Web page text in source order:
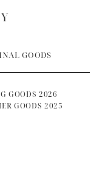
GOODS
GOODS 2026
GOODS 2025